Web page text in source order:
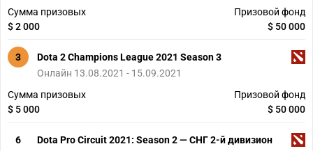
Сумма призовых
$ 2 000
Призовой фонд
$ 50 000
3
Dota 2 Champions League 2021 Season 3
Онлайн 13.08.2021 - 15.09.2021
Сумма призовых
$ 5 000
Призовой фонд
$ 50 000
6
Dota Pro Circuit 2021: Season 2 — СНГ 2-й дивизион